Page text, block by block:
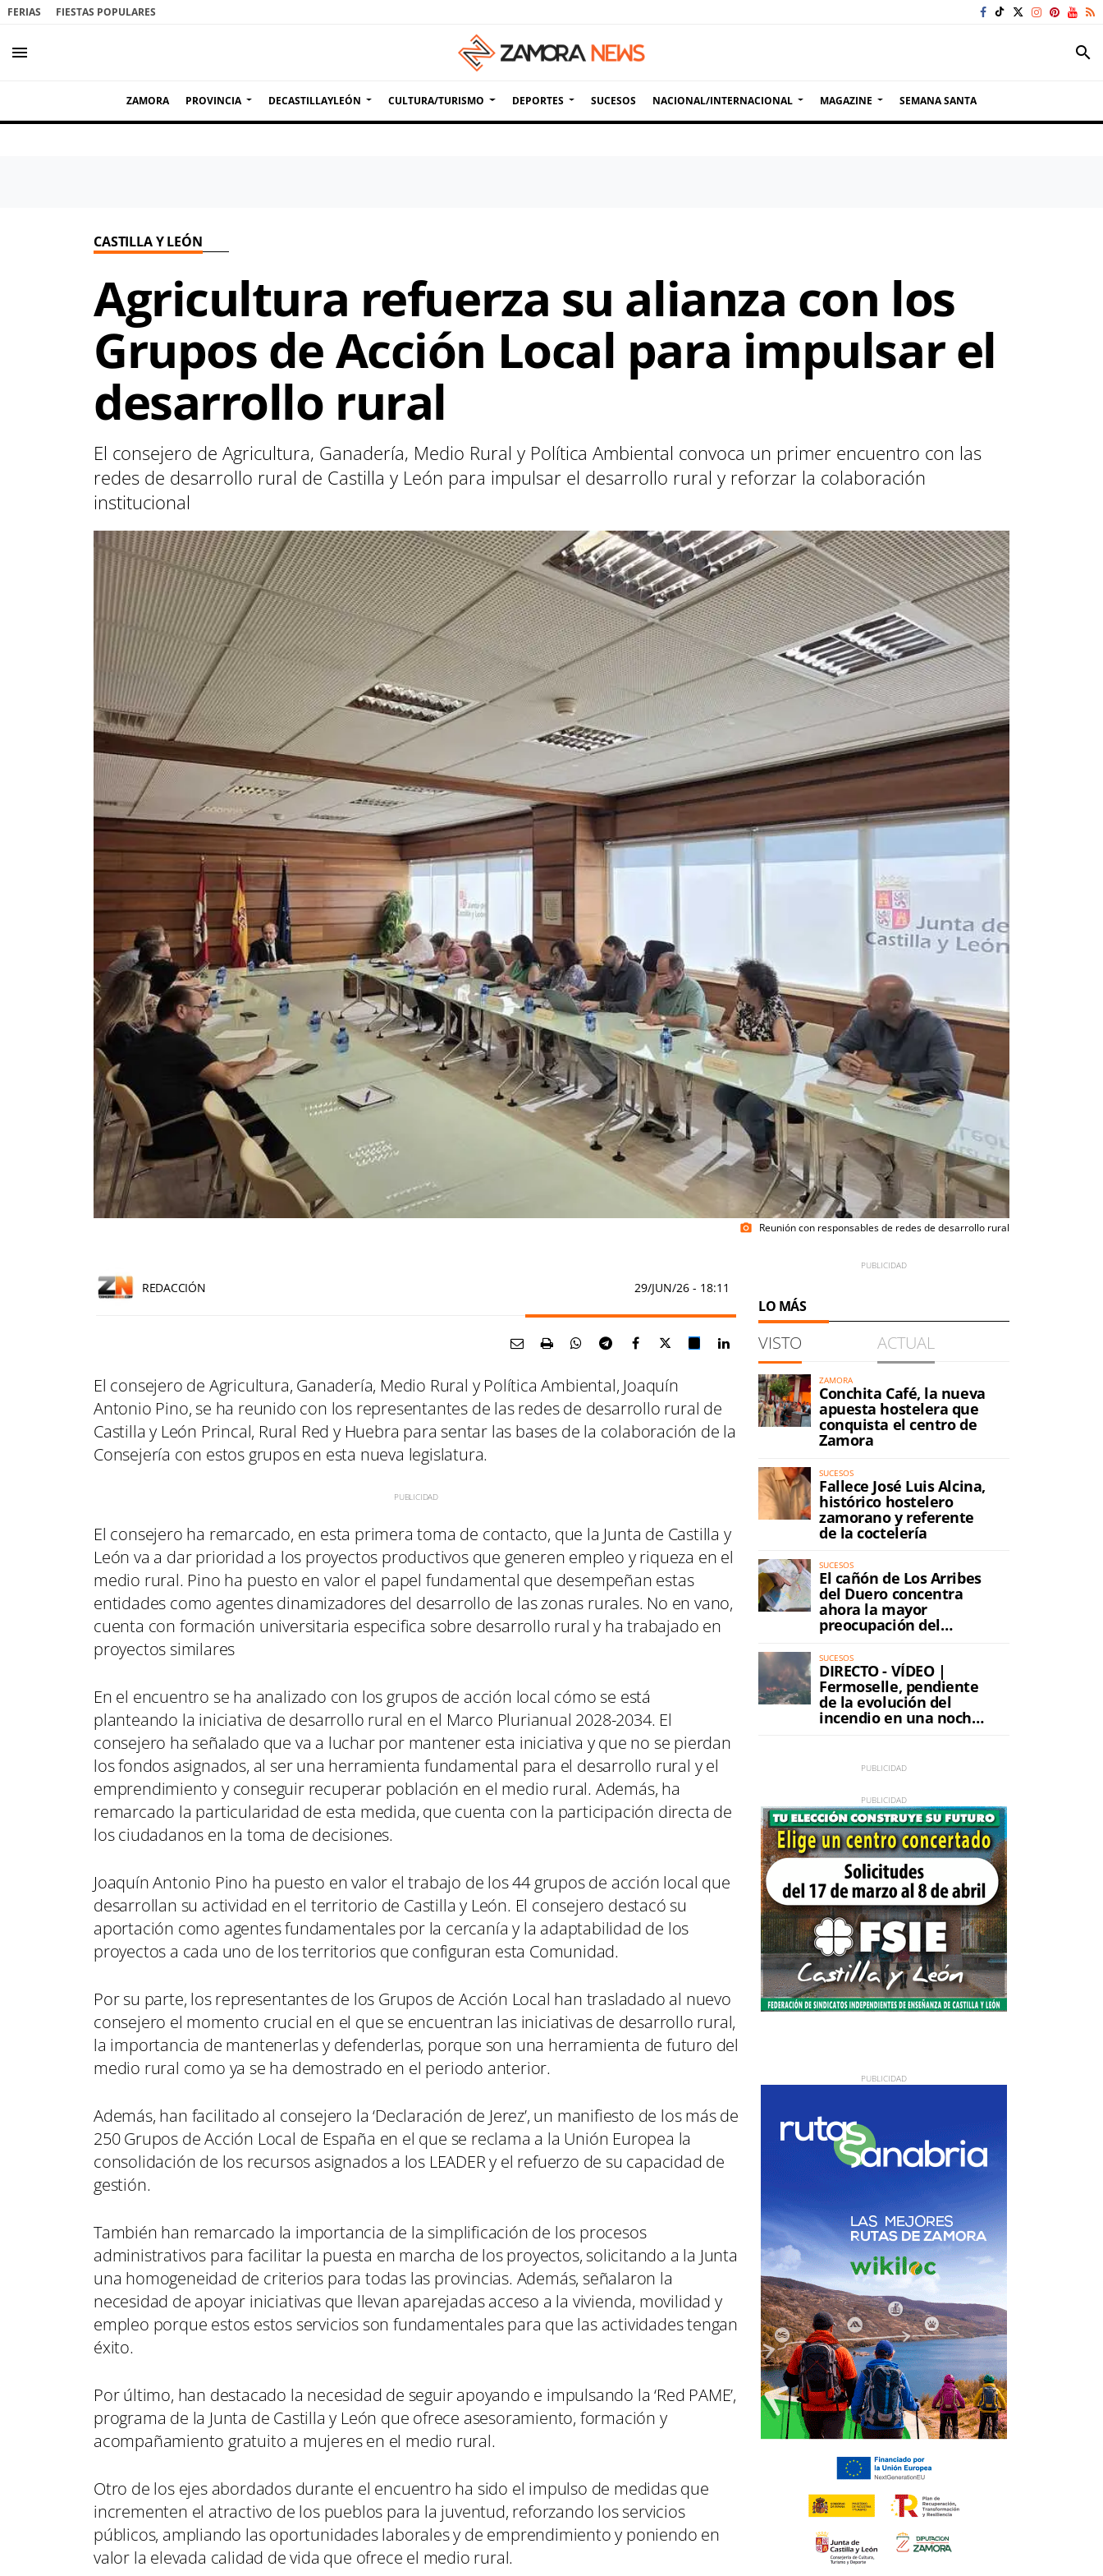
FERIAS FIESTAS POPULARES
menu search
ZAMORA PROVINCIA DECASTILLAYLEÓN CULTURA/TURISMO DEPORTES SUCESOS NACIONAL/INTERNACIONAL MAGAZINE SEMANA SANTA
CASTILLA Y LEÓN
Agricultura refuerza su alianza con los
Grupos de Acción Local para impulsar el
desarrollo rural
El consejero de Agricultura, Ganadería, Medio Rural y Política Ambiental convoca un primer encuentro con las
redes de desarrollo rural de Castilla y León para impulsar el desarrollo rural y reforzar la colaboración
institucional
photo_camera Reunión con responsables de redes de desarrollo rural
REDACCIÓN 29/JUN/26 - 18:11
El consejero de Agricultura, Ganadería, Medio Rural y Política Ambiental, Joaquín
Antonio Pino, se ha reunido con los representantes de las redes de desarrollo rural de
Castilla y León Princal, Rural Red y Huebra para sentar las bases de la colaboración de la
Consejería con estos grupos en esta nueva legislatura.
El consejero ha remarcado, en esta primera toma de contacto, que la Junta de Castilla y
León va a dar prioridad a los proyectos productivos que generen empleo y riqueza en el
medio rural. Pino ha puesto en valor el papel fundamental que desempeñan estas
entidades como agentes dinamizadores del desarrollo de las zonas rurales. No en vano,
cuenta con formación universitaria especifica sobre desarrollo rural y ha trabajado en
proyectos similares
En el encuentro se ha analizado con los grupos de acción local cómo se está
planteando la iniciativa de desarrollo rural en el Marco Plurianual 2028-2034. El
consejero ha señalado que va a luchar por mantener esta iniciativa y que no se pierdan
los fondos asignados, al ser una herramienta fundamental para el desarrollo rural y el
emprendimiento y conseguir recuperar población en el medio rural. Además, ha
remarcado la particularidad de esta medida, que cuenta con la participación directa de
los ciudadanos en la toma de decisiones.
Joaquín Antonio Pino ha puesto en valor el trabajo de los 44 grupos de acción local que
desarrollan su actividad en el territorio de Castilla y León. El consejero destacó su
aportación como agentes fundamentales por la cercanía y la adaptabilidad de los
proyectos a cada uno de los territorios que configuran esta Comunidad.
Por su parte, los representantes de los Grupos de Acción Local han trasladado al nuevo
consejero el momento crucial en el que se encuentran las iniciativas de desarrollo rural,
la importancia de mantenerlas y defenderlas, porque son una herramienta de futuro del
medio rural como ya se ha demostrado en el periodo anterior.
Además, han facilitado al consejero la ‘Declaración de Jerez’, un manifiesto de los más de
250 Grupos de Acción Local de España en el que se reclama a la Unión Europea la
consolidación de los recursos asignados a los LEADER y el refuerzo de su capacidad de
gestión.
También han remarcado la importancia de la simplificación de los procesos
administrativos para facilitar la puesta en marcha de los proyectos, solicitando a la Junta
una homogeneidad de criterios para todas las provincias. Además, señalaron la
necesidad de apoyar iniciativas que llevan aparejadas acceso a la vivienda, movilidad y
empleo porque estos estos servicios son fundamentales para que las actividades tengan
éxito.
Por último, han destacado la necesidad de seguir apoyando e impulsando la ‘Red PAME’,
programa de la Junta de Castilla y León que ofrece asesoramiento, formación y
acompañamiento gratuito a mujeres en el medio rural.
Otro de los ejes abordados durante el encuentro ha sido el impulso de medidas que
incrementen el atractivo de los pueblos para la juventud, reforzando los servicios
públicos, ampliando las oportunidades laborales y de emprendimiento y poniendo en
valor la elevada calidad de vida que ofrece el medio rural.
LO MÁS
VISTO ACTUAL
ZAMORA
Conchita Café, la nueva
apuesta hostelera que
conquista el centro de
Zamora
SUCESOS
Fallece José Luis Alcina,
histórico hostelero
zamorano y referente
de la coctelería
SUCESOS
El cañón de Los Arribes
del Duero concentra
ahora la mayor
preocupación del
incendio
SUCESOS
DIRECTO - VÍDEO |
Fermoselle, pendiente
de la evolución del
incendio en una noche